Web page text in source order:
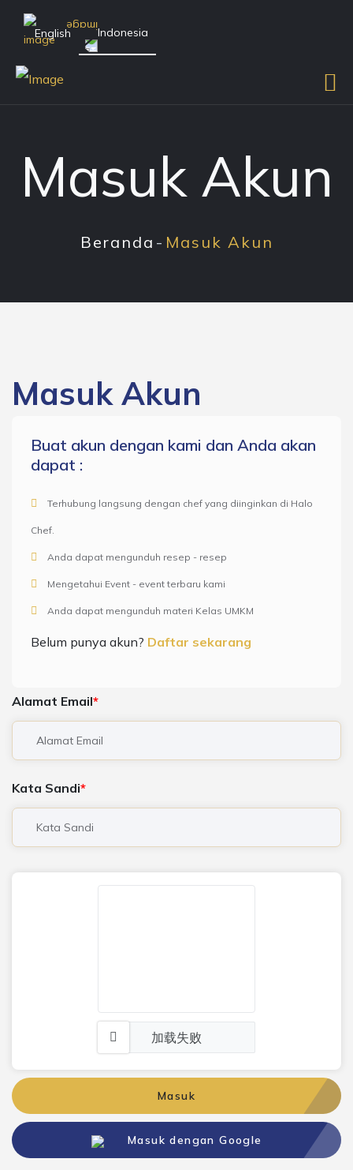
English Indonesia
Masuk Akun
Beranda Masuk Akun
Masuk Akun
Buat akun dengan kami dan Anda akan
dapat :
Terhubung langsung dengan chef yang diinginkan di Halo
Chef.
Anda dapat mengunduh resep - resep
Mengetahui Event - event terbaru kami
Anda dapat mengunduh materi Kelas UMKM
Belum punya akun? Daftar sekarang
Alamat Email
Kata Sandi
加载失败
Masuk
Masuk dengan Google